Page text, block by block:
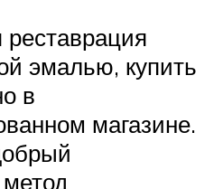
реставрация
эмалью, купить
в
магазине.